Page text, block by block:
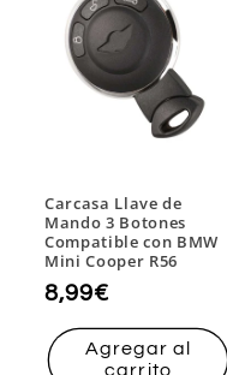
Carcasa Llave de
Mando 3 Botones
Compatible con BMW
Mini Cooper R56
Precio
habitual
8,99€
Agregar al
carrito